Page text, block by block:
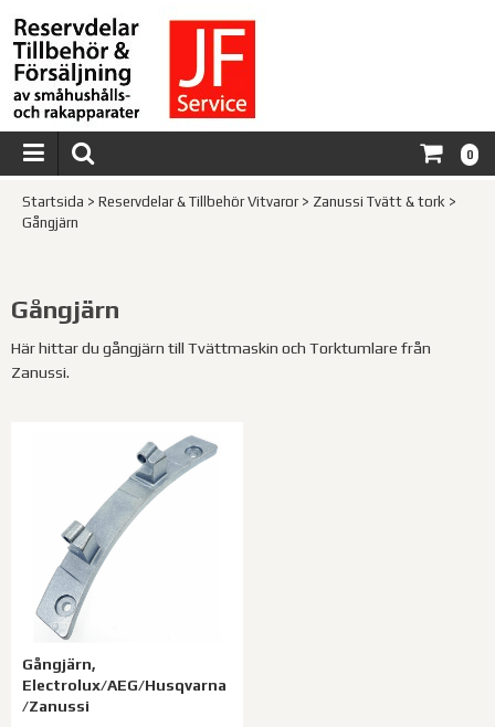
0
Startsida > Reservdelar & Tillbehör Vitvaror> Zanussi Tvätt & tork >
Gångjärn
Gångjärn
Här hittar du gångjärn till Tvättmaskin och Torktumlare från
Zanussi.
Gångjärn,
Electrolux/AEG/Husqvarna
/Zanussi